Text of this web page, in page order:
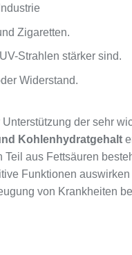
Zigaretten.
Strahlen stärker sind.
Widerstand.
der sehr
Kohlenhydratgehalt
aus Fettsäuren
Funktionen
von Krankheiten